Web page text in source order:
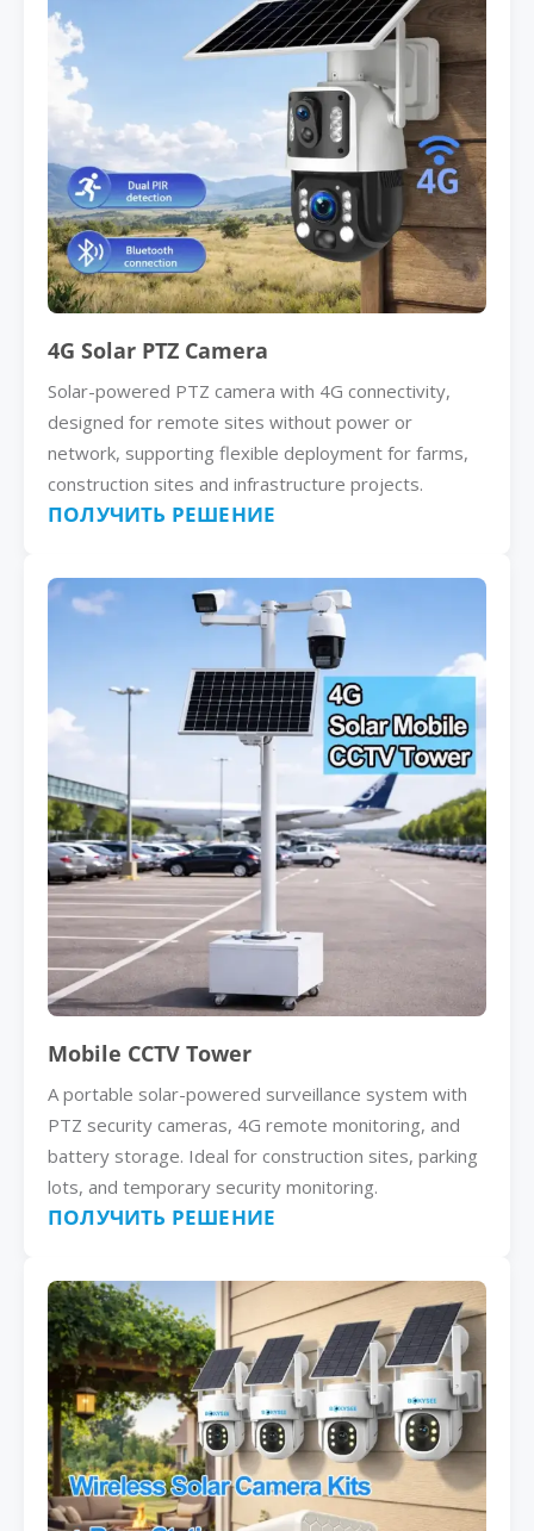
4G Solar PTZ Camera
Solar-powered PTZ camera with 4G connectivity,
designed for remote sites without power or
network, supporting flexible deployment for farms,
construction sites and infrastructure projects.
ПОЛУЧИТЬ РЕШЕНИЕ
Mobile CCTV Tower
A portable solar-powered surveillance system with
PTZ security cameras, 4G remote monitoring, and
battery storage. Ideal for construction sites, parking
lots, and temporary security monitoring.
ПОЛУЧИТЬ РЕШЕНИЕ